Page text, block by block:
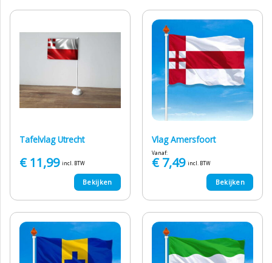
Tafelvlag Utrecht
€11,99 incl. BTW
Bekijken
Vlag Amersfoort
Vanaf:
€7,49 incl. BTW
Bekijken